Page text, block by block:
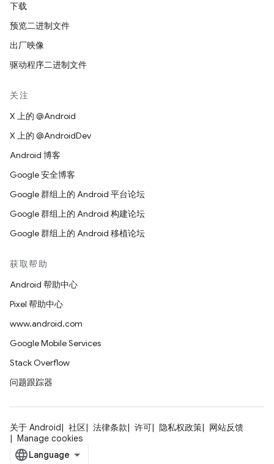
下载
预览二进制文件
出厂映像
驱动程序二进制文件
关注
X 上的 @Android
X 上的 @AndroidDev
Android 博客
Google 安全博客
Google 群组上的 Android 平台论坛
Google 群组上的 Android 构建论坛
Google 群组上的 Android 移植论坛
获取帮助
Android 帮助中心
Pixel 帮助中心
www.android.com
Google Mobile Services
Stack Overflow
问题跟踪器
关于 Android 社区 法律条款 许可 隐私权政策
网站反馈
Manage cookies